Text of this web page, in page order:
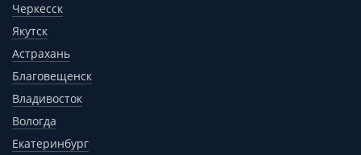
Черкесск
Якутск
Астрахань
Благовещенск
Владивосток
Вологда
Екатеринбург